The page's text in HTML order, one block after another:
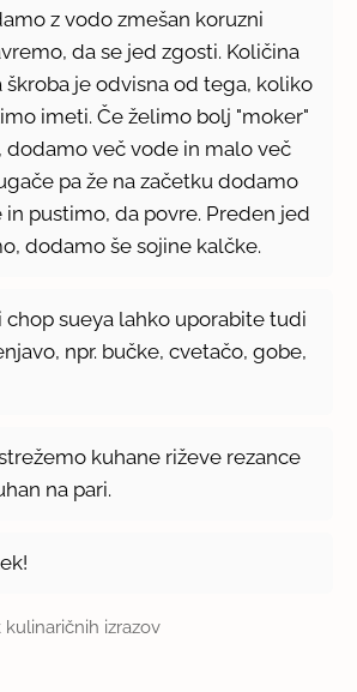
z vodo zmešan koruzni
da se jed zgosti. Količina
škroba je odvisna od tega, koliko
imeti. Če želimo bolj "moker"
dodamo več vode in malo več
pa že na začetku dodamo
in pustimo, da povre. Preden jed
dodamo še sojine kalčke.
chop sueya lahko uporabite tudi
npr. bučke, cvetačo, gobe,
kuhane riževe rezance
na pari.
kulinaričnih izrazov